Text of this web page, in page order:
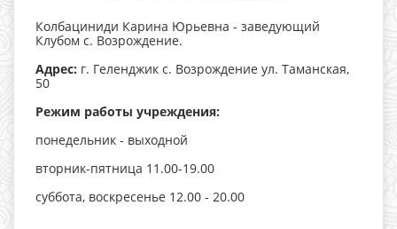
Колбациниди Карина Юрьевна - заведующий
Клубом с. Возрождение.
Адрес: г. Геленджик с. Возрождение ул. Таманская,
50
Режим работы учреждения:
понедельник - выходной
вторник-пятница 11.00-19.00
суббота, воскресенье 12.00 - 20.00